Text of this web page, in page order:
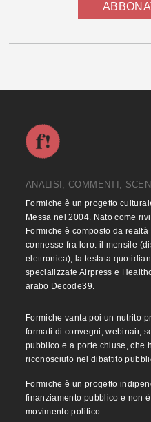
ANALISI, COMMENTI,
Formiche è un progetto
Messa nel 2004. Nato come
Formiche è composto da
connesse fra loro: il mensile
elettronica), la testata
specializzate Airpress e
arabo Decode39.
Formiche vanta poi un nutrito
formati di convegni, webinair,
pubblico e a porte chiuse, che
riconosciuto nel dibattito
Formiche è un progetto
finanziamento pubblico e non
movimento politico.